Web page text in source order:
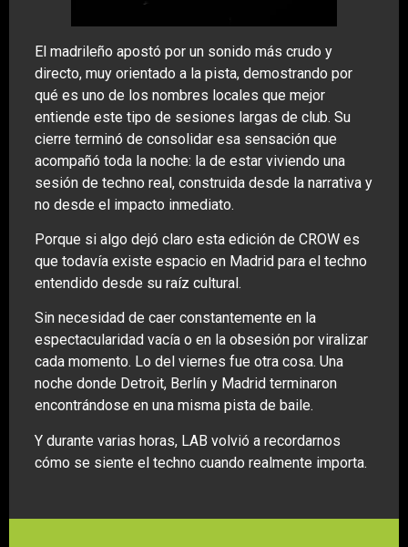
El madrileño apostó por un sonido más crudo y
directo, muy orientado a la pista, demostrando por
qué es uno de los nombres locales que mejor
entiende este tipo de sesiones largas de club. Su
cierre terminó de consolidar esa sensación que
acompañó toda la noche: la de estar viviendo una
sesión de techno real, construida desde la narrativa y
no desde el impacto inmediato.
Porque si algo dejó claro esta edición de CROW es
que todavía existe espacio en Madrid para el techno
entendido desde su raíz cultural.
Sin necesidad de caer constantemente en la
espectacularidad vacía o en la obsesión por viralizar
cada momento. Lo del viernes fue otra cosa. Una
noche donde Detroit, Berlín y Madrid terminaron
encontrándose en una misma pista de baile.
Y durante varias horas, LAB volvió a recordarnos
cómo se siente el techno cuando realmente importa.